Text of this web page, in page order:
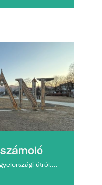
útról....